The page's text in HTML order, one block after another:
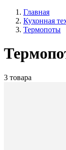
Главная
Кухонная
Термопоты
3 товара